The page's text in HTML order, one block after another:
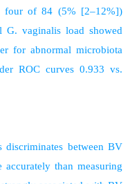
four of 84 (5% [2–12%])
G. vaginalis load showed
for abnormal microbiota
ROC curves 0.933 vs.
between BV
than measuring